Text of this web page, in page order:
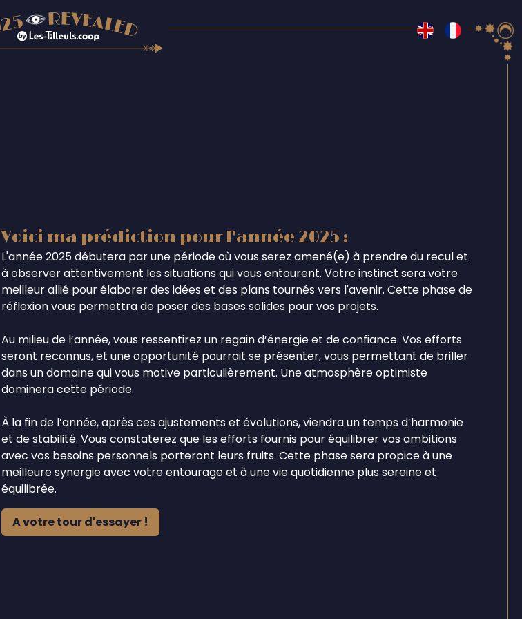
Voici ma prédiction pour l'année 2025 :
L'année 2025 débutera par une période où vous serez amené(e) à prendre du recul et
à observer attentivement les situations qui vous entourent. Votre instinct sera votre
meilleur allié pour élaborer des idées et des plans tournés vers l'avenir. Cette phase de
réflexion vous permettra de poser des bases solides pour vos projets.
Au milieu de l’année, vous ressentirez un regain d’énergie et de confiance. Vos efforts
seront reconnus, et une opportunité pourrait se présenter, vous permettant de briller
dans un domaine qui vous motive particulièrement. Une atmosphère optimiste
dominera cette période.
À la fin de l’année, après ces ajustements et évolutions, viendra un temps d’harmonie
et de stabilité. Vous constaterez que les efforts fournis pour équilibrer vos ambitions
avec vos besoins personnels porteront leurs fruits. Cette phase sera propice à une
meilleure synergie avec votre entourage et à une vie quotidienne plus sereine et
équilibrée.
A votre tour d'essayer !